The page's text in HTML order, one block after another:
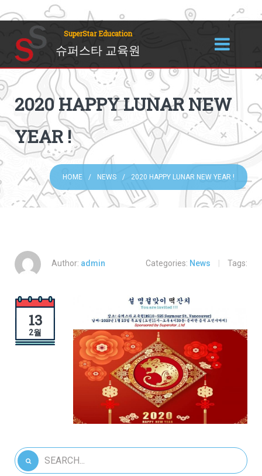
SuperStar Education
슈퍼스타 교육원
2020 HAPPY LUNAR NEW
YEAR !
HOME NEWS 2020 HAPPY LUNAR NEW YEAR !
Author: admin Categories: News Tags:
13
2월